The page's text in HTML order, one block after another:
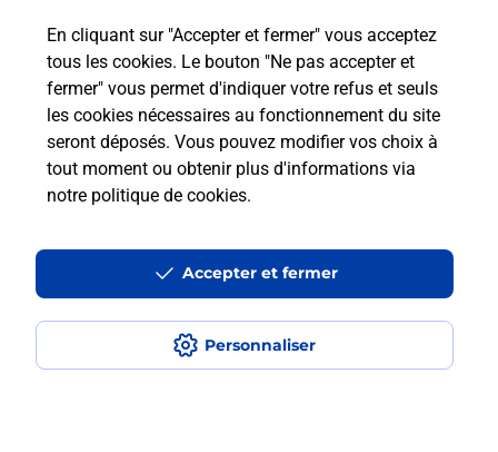
En cliquant sur "Accepter et fermer" vous acceptez
tous les cookies. Le bouton "Ne pas accepter et
fermer" vous permet d'indiquer votre refus et seuls
les cookies nécessaires au fonctionnement du site
seront déposés. Vous pouvez modifier vos choix à
tout moment ou obtenir plus d'informations via
notre politique de cookies.
Personnaliser
Accepter et fermer
Localiser Liste
Liste - téléassistance
Meurthe-et-Moselle - téléassistance
Baccarat - téléassistance
Accessibilité : partiellement conforme
Conditions contractuelles
Mentions légales